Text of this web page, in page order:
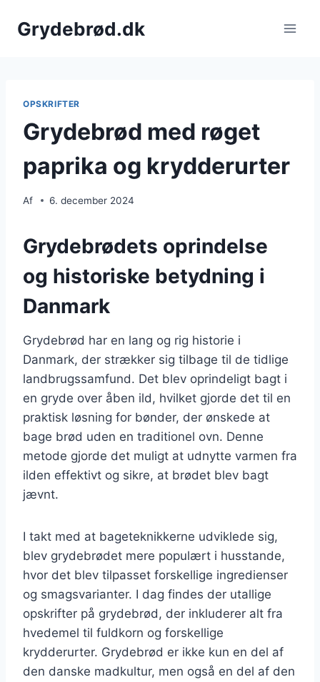
Grydebrød.dk
OPSKRIFTER
Grydebrød med røget
paprika og krydderurter
Af 6. december 2024
Grydebrødets oprindelse
og historiske betydning i
Danmark
Grydebrød har en lang og rig historie i
Danmark, der strækker sig tilbage til de tidlige
landbrugssamfund. Det blev oprindeligt bagt i
en gryde over åben ild, hvilket gjorde det til en
praktisk løsning for bønder, der ønskede at
bage brød uden en traditionel ovn. Denne
metode gjorde det muligt at udnytte varmen fra
ilden effektivt og sikre, at brødet blev bagt
jævnt.
I takt med at bageteknikkerne udviklede sig,
blev grydebrødet mere populært i husstande,
hvor det blev tilpasset forskellige ingredienser
og smagsvarianter. I dag findes der utallige
opskrifter på grydebrød, der inkluderer alt fra
hvedemel til fuldkorn og forskellige
krydderurter. Grydebrød er ikke kun en del af
den danske madkultur, men også en del af den